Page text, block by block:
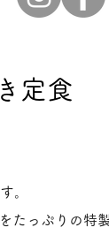
定食
。
たっぷりの特